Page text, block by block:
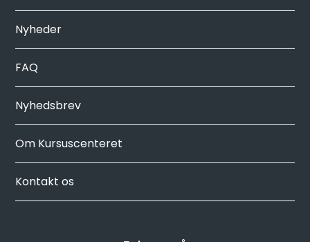
Nyheder
FAQ
Nyhedsbrev
Om Kursuscenteret
Kontakt os